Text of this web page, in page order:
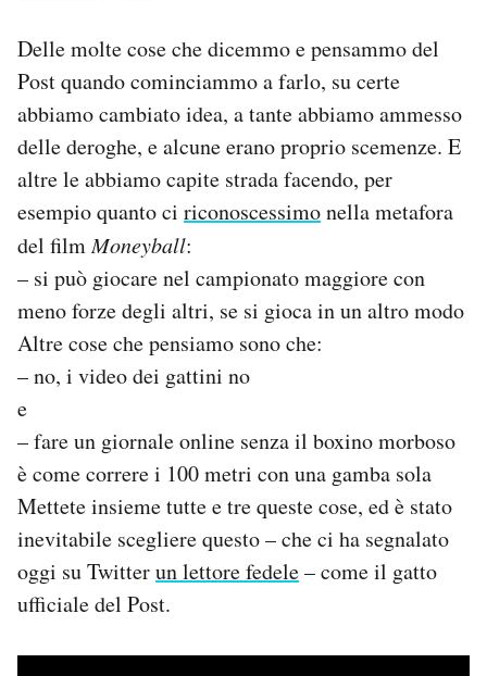
Economia
PODCAST
NEWSLETTER
I MIEI PREFERITI
SHOP
CALENDARIO
AREA PERSONALE
Newsletter
Delle molte cose che dicemmo e pensammo del
Post quando cominciammo a farlo, su certe
abbiamo cambiato idea, a tante abbiamo ammesso
delle deroghe, e alcune erano proprio scemenze. E
altre le abbiamo capite strada facendo, per
esempio quanto ci riconoscessimonella metafora
del filmMoneyball:
– si può giocare nel campionato maggiore con
meno forze degli altri, se si gioca in un altro modo
Altre cose che pensiamo sono che:
– no, i video dei gattini no
e
– fare un giornale online senza il boxino morboso
è come correre i 100 metri con una gamba sola
Mettete insieme tutte e tre queste cose, ed è stato
inevitabile scegliere questo – che ci ha segnalato
oggi su Twitterun lettore fedele– come il gatto
ufficiale del Post.